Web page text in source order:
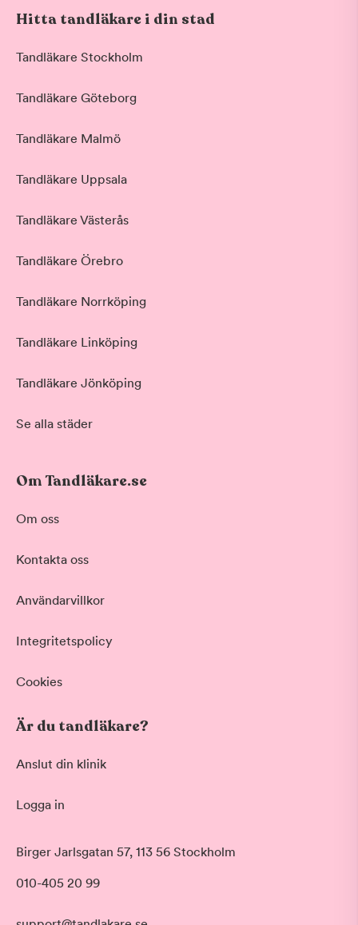
Akut tandvård
Basundersökning
Hygienistbehandling
Morgon
Hitta tandläkare i din stad
Tandläkare Stockholm
Tandläkare Göteborg
Tandläkare Malmö
Tandläkare Uppsala
Tandläkare Västerås
Tandläkare Örebro
Tandläkare Norrköping
Tandläkare Linköping
Tandläkare Jönköping
Se alla städer
Om Tandläkare.se
Om oss
Kontakta oss
Användarvillkor
Integritetspolicy
Cookies
Är du tandläkare?
Anslut din klinik
Logga in
Birger Jarlsgatan 57, 113 56 Stockholm
010-405 20 99